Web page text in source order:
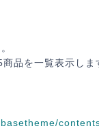
品を一覧表示しま
有効期限